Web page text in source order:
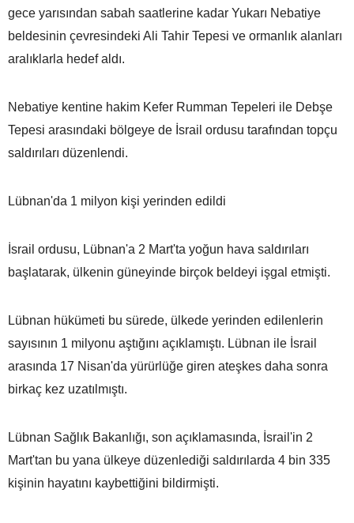
gece yarısından sabah saatlerine kadar Yukarı Nebatiye
beldesinin çevresindeki Ali Tahir Tepesi ve ormanlık alanları
aralıklarla hedef aldı.
Nebatiye kentine hakim Kefer Rumman Tepeleri ile Debşe
Tepesi arasındaki bölgeye de İsrail ordusu tarafından topçu
saldırıları düzenlendi.
Lübnan'da 1 milyon kişi yerinden edildi
İsrail ordusu, Lübnan'a 2 Mart'ta yoğun hava saldırıları
başlatarak, ülkenin güneyinde birçok beldeyi işgal etmişti.
Lübnan hükümeti bu sürede, ülkede yerinden edilenlerin
sayısının 1 milyonu aştığını açıklamıştı. Lübnan ile İsrail
arasında 17 Nisan'da yürürlüğe giren ateşkes daha sonra
birkaç kez uzatılmıştı.
Lübnan Sağlık Bakanlığı, son açıklamasında, İsrail'in 2
Mart'tan bu yana ülkeye düzenlediği saldırılarda 4 bin 335
kişinin hayatını kaybettiğini bildirmişti.